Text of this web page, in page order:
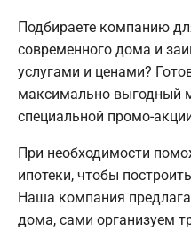
Подбираете компанию
современного дома и
услугами и ценами?
максимально выгодный
специальной промо-
При необходимости
ипотеки, чтобы
Наша компания
дома, сами организуем